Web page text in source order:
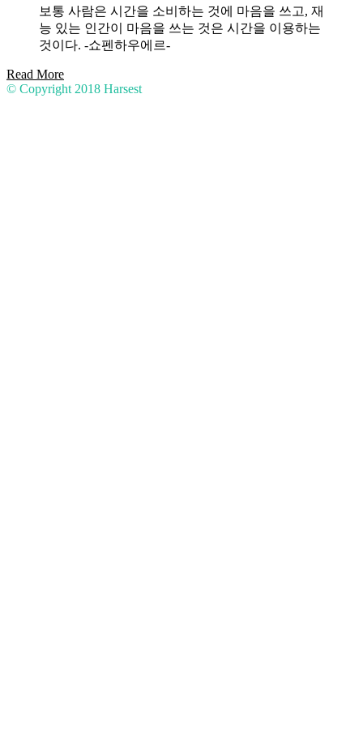
보통 사람은 시간을 소비하는 것에 마음을 쓰고, 재
능 있는 인간이 마음을 쓰는 것은 시간을 이용하는
것이다. -쇼펜하우에르-
Read More
© Copyright 2018 Harsest